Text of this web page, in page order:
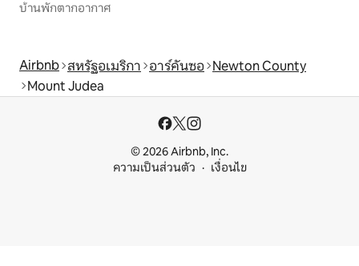
บ้านพักตากอากาศ
Airbnb สหรัฐอเมริกา อาร์คันซอ Newton County
Mount Judea
© 2026 Airbnb, Inc.
ความเป็นส่วนตัว
เงื่อนไข